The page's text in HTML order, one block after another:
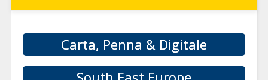
Carta, Penna & Digitale